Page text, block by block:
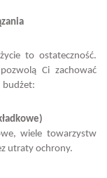
to ostateczność.
Ci zachować
budżet:
wiele towarzystw
utraty ochrony.